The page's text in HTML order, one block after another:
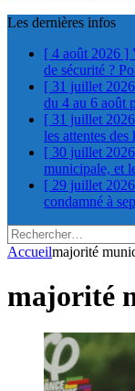
Les dernières infos
[ 4 août 2026 ]
de sécurité ?
[ 31 juillet
du 4 au 6 août
[ 31 juillet
les attentes des
[ 30 juillet
municipale, et
[ 29 juillet
condamné à
Rechercher :
Accueilmajorité
majorité